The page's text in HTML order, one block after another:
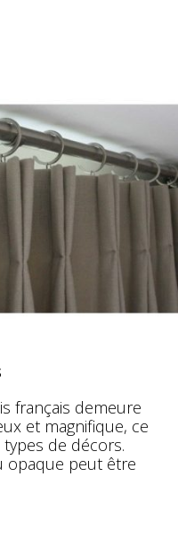
français demeure
et magnifique, ce
de décors.
opaque peut être